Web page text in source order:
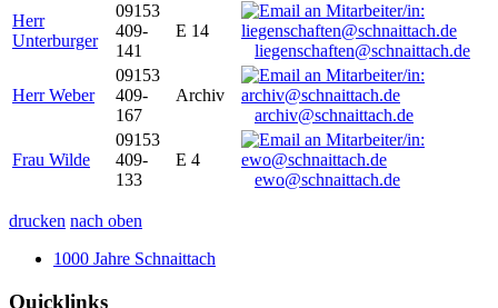
Herr
Unterburger
09153
409-
141
E 14
liegenschaften@schnaittach.de
Herr Weber
09153
409-
167
Archiv
archiv@schnaittach.de
Frau Wilde
09153
409-
133
E 4
ewo@schnaittach.de
drucken nach oben
1000 Jahre Schnaittach
Quicklinks